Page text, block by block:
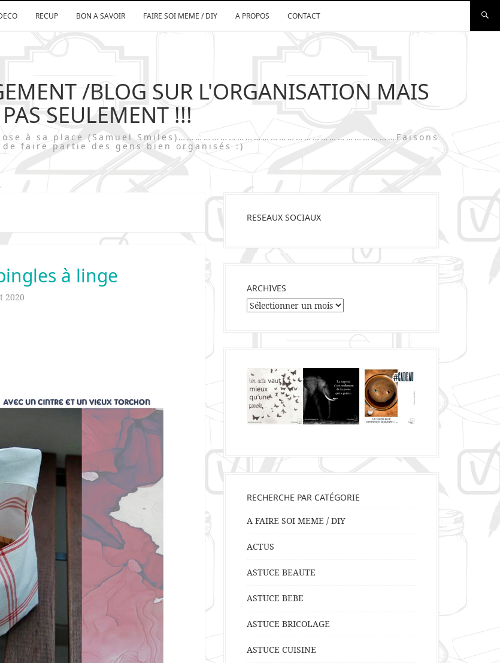
RECUP BON A SAVOIR FAIRE SOI MEME / DIY A PROPOS CONTACT
/BLOG SUR L'ORGANISATION MAIS
PAS SEULEMENT !!!
à sa place (Samuel Smiles)……………………………………………………………………Faisons
faire partie des gens bien organisés :)
à linge
2020
RESEAUX SOCIAUX
ARCHIVES
Archives
RECHERCHE PAR CATÉGORIE
A FAIRE SOI MEME / DIY
ACTUS
ASTUCE BEAUTE
ASTUCE BEBE
ASTUCE BRICOLAGE
ASTUCE CUISINE